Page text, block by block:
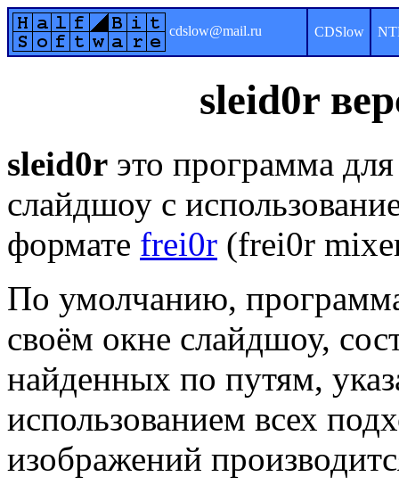
cdslow@mail.ru CDSlow
sleid0r
sleid0r это программа
слайдшоу с
формате frei0r (frei0r
По умолчанию,
своём окне слайдшоу,
найденных по путям,
использованием всех
изображений